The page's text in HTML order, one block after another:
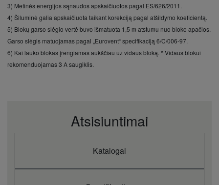
3) Metinės energijos sąnaudos apskaičiuotos pagal ES/626/2011.
4) Šiluminė galia apskaičiuota taikant korekciją pagal atšildymo koeficientą.
5) Blokų garso slėgio vertė buvo išmatuota 1,5 m atstumu nuo bloko apačios.
Garso slėgis matuojamas pagal „Eurovent“ specifikaciją 6/C/006-97.
6) Kai lauko blokas įrengiamas aukščiau už vidaus bloką. * Vidaus blokui
rekomenduojamas 3 A saugiklis.
Atsisiuntimai
Katalogai